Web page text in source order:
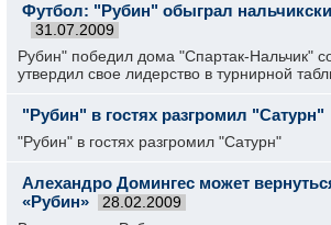
Футбол: "Рубин" обыграл
31.07.2009
Рубин" победил дома "Спартак-Нальчик"
утвердил свое лидерство в турнирной
"Рубин" в гостях разгромил "Сатурн"
"Рубин" в гостях разгромил "Сатурн"
Алехандро Домингес может
«Рубин»
28.02.2009